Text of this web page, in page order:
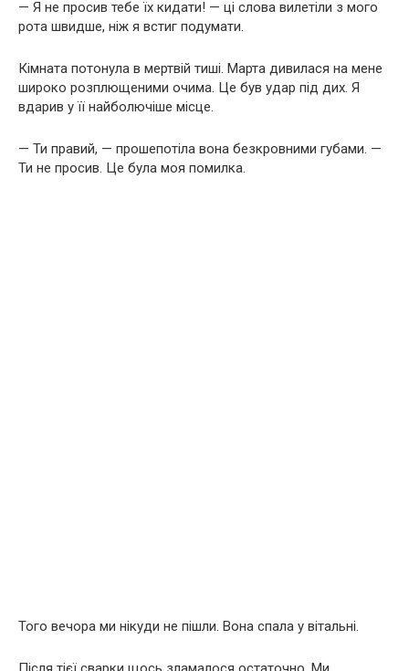
— Я не просив тебе їх кидати! — ці слова вилетіли з мого
рота швидше, ніж я встиг подумати.
Кімната потонула в мертвій тиші. Марта дивилася на мене
широко розплющеними очима. Це був удар під дих. Я
вдарив у її найболючіше місце.
— Ти правий, — прошепотіла вона безкровними губами. —
Ти не просив. Це була моя помилка.
Того вечора ми нікуди не пішли. Вона спала у вітальні.